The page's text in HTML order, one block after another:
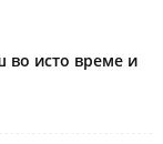
во исто време и